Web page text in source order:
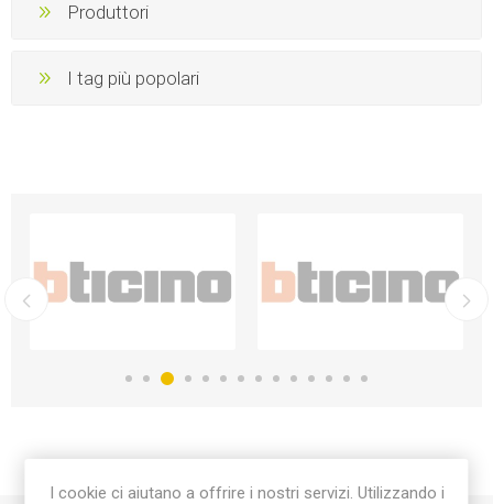
Produttori
I tag più popolari
I cookie ci aiutano a offrire i nostri servizi. Utilizzando i